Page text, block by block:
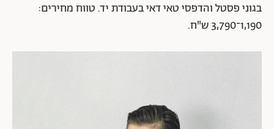
בגוני פסטל והדפסי טאי דאי בעבודת יד. טווח מחירים:
1,190־3,790 ש"ח.